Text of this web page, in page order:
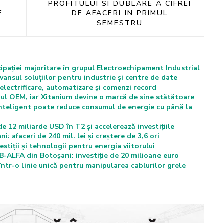
PROFITULUI SI DUBLARE A CIFREI
DE AFACERI IN PRIMUL
SEMESTRU
majoritare în grupul Electroechipament Industrial
soluțiilor pentru industrie și centre de date
automatizare și comenzi record
OEM, iar Xitanium devine o marcă de sine stătătoare
poate reduce consumul de energie cu până la
12 miliarde USD în T2 și accelerează investițiile
afaceri de 240 mil. lei și creștere de 3,6 ori
și tehnologii pentru energia viitorului
ALFA din Botoșani: investiție de 20 milioane euro
o linie unică pentru manipularea cablurilor grele